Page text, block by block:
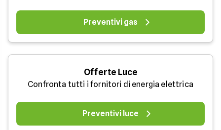
Preventivi gas
Offerte Luce
Confronta tutti i fornitori di energia elettrica
Preventivi luce